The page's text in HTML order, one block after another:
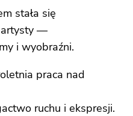
stała się
artysty —
i wyobraźni.
praca nad
ruchu i ekspresji.